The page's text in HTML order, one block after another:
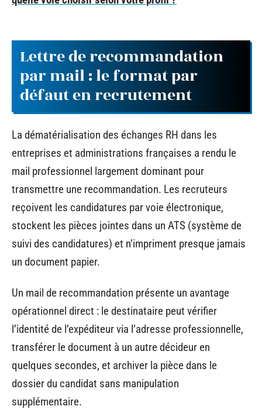
Lettre de recommandation
par mail : le format par
défaut en recrutement
La dématérialisation des échanges RH dans les
entreprises et administrations françaises a rendu le
mail professionnel largement dominant pour
transmettre une recommandation. Les recruteurs
reçoivent les candidatures par voie électronique,
stockent les pièces jointes dans un ATS (système de
suivi des candidatures) et n’impriment presque jamais
un document papier.
Un mail de recommandation présente un avantage
opérationnel direct : le destinataire peut vérifier
l’identité de l’expéditeur via l’adresse professionnelle,
transférer le document à un autre décideur en
quelques secondes, et archiver la pièce dans le
dossier du candidat sans manipulation
supplémentaire.